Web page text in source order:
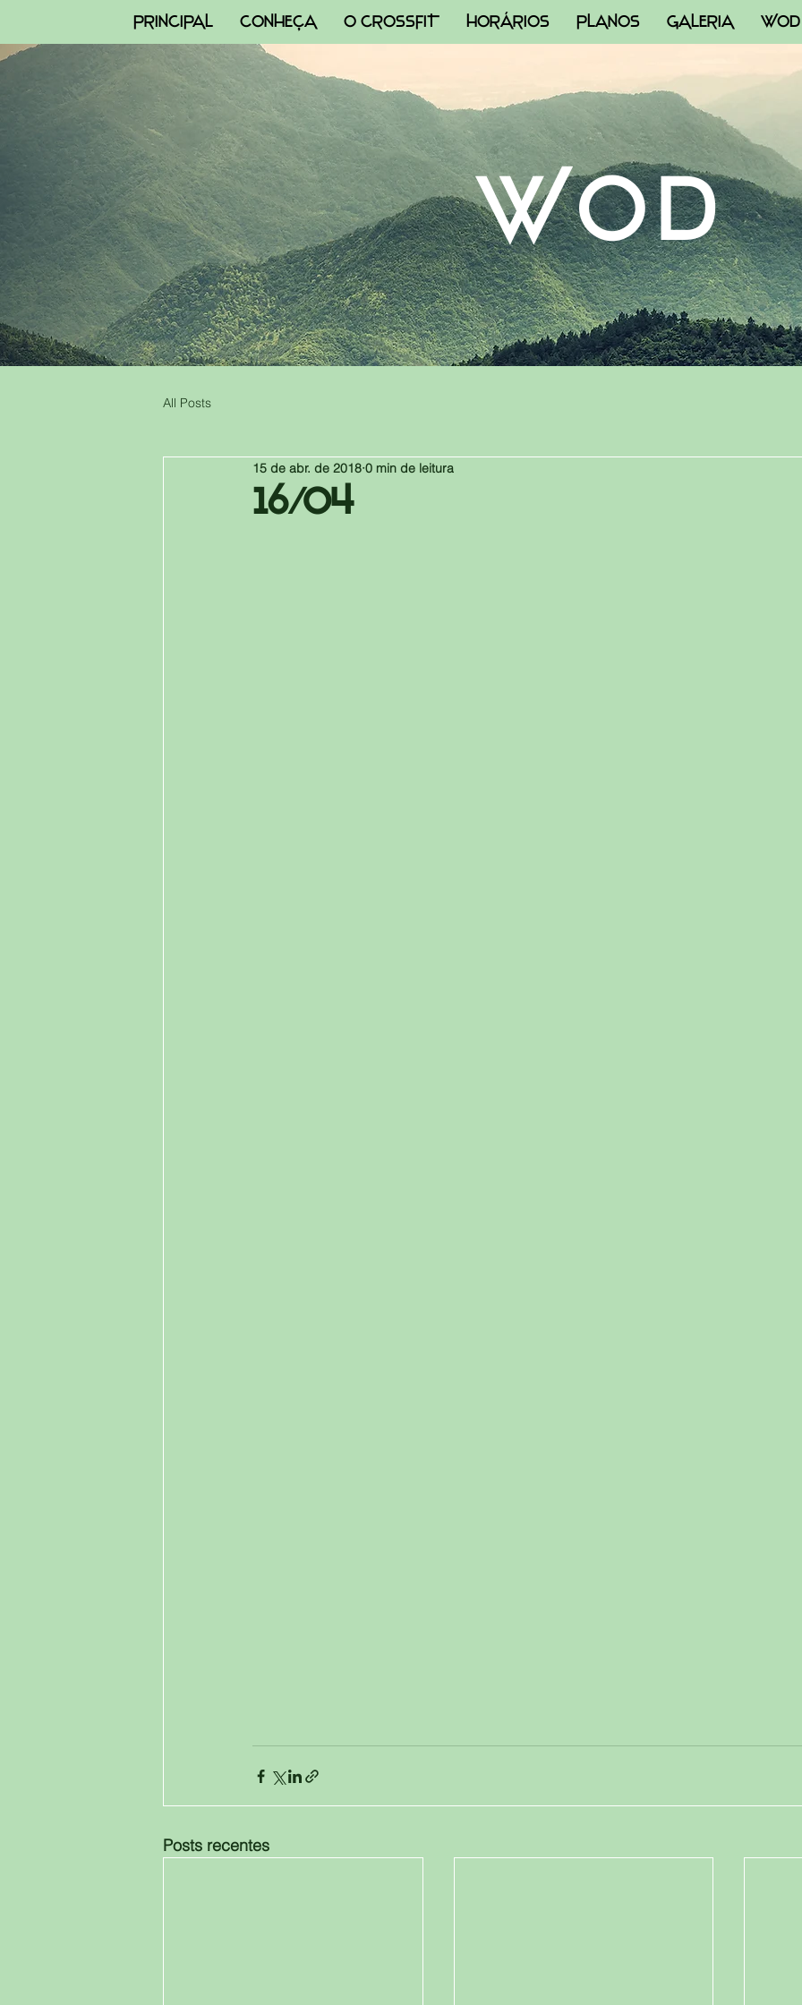
PRINCIPAL CONHEÇA O CROSSFIT HORÁRIOS PLANOS GALERIA WOD
WOD
All Posts
16/04
15 de abr. de 2018 0 min de leitura
Posts recentes